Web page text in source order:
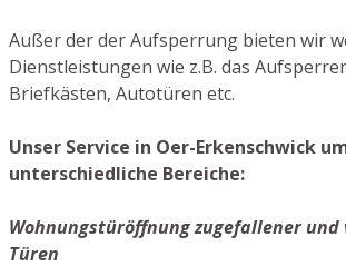
Außer der der Aufsperrung bieten wir
Dienstleistungen wie z.B. das
Briefkästen, Autotüren etc.
Unser Service in Oer-Erkenschwick
unterschiedliche Bereiche:
Wohnungstüröffnung zugefallener und
Türen